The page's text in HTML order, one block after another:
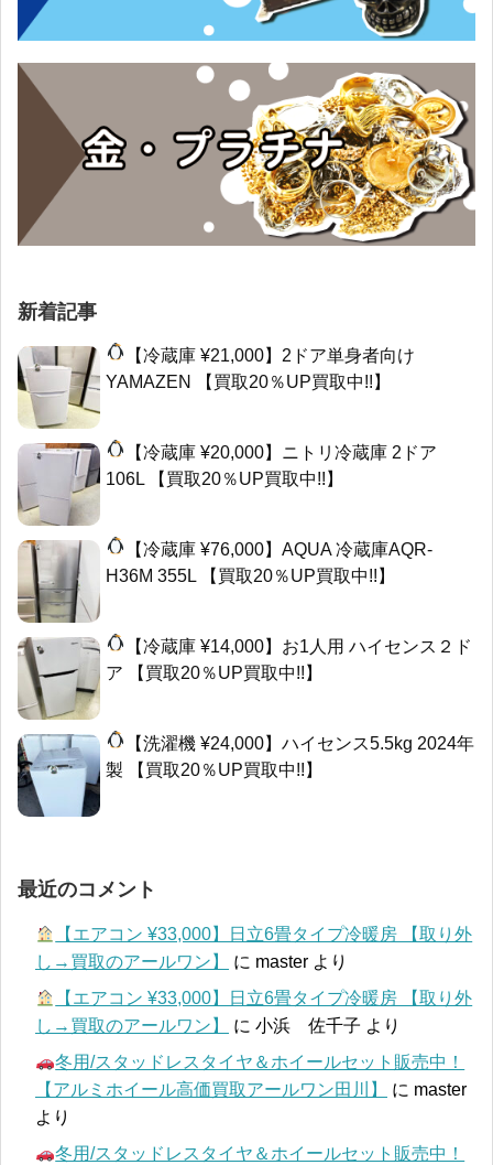
新着記事
【冷蔵庫 ¥21,000】2ドア単身者向け
YAMAZEN 【買取20％UP買取中!!】
【冷蔵庫 ¥20,000】ニトリ冷蔵庫 2ドア
106L 【買取20％UP買取中!!】
【冷蔵庫 ¥76,000】AQUA 冷蔵庫AQR-
H36M 355L 【買取20％UP買取中!!】
【冷蔵庫 ¥14,000】お1人用 ハイセンス２ド
ア 【買取20％UP買取中!!】
【洗濯機 ¥24,000】ハイセンス5.5kg 2024年
製 【買取20％UP買取中!!】
最近のコメント
【エアコン ¥33,000】日立6畳タイプ冷暖房 【取り外
し→買取のアールワン】
に master より
【エアコン ¥33,000】日立6畳タイプ冷暖房 【取り外
し→買取のアールワン】
に 小浜 佐千子 より
冬用/スタッドレスタイヤ＆ホイールセット販売中！
【アルミホイール高価買取アールワン田川】
に master
より
冬用/スタッドレスタイヤ＆ホイールセット販売中！